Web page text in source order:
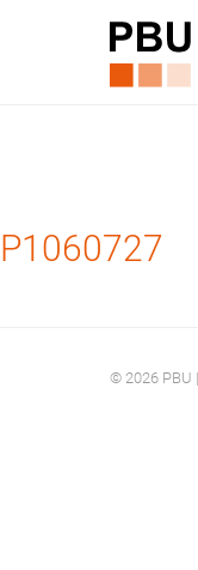
P1060727
© 2026 PBU